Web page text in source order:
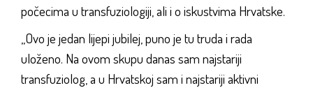
počecima u transfuziologiji, ali i o iskustvima Hrvatske.
„Ovo je jedan lijepi jubilej, puno je tu truda i rada
uloženo. Na ovom skupu danas sam najstariji
transfuziolog, a u Hrvatskoj sam i najstariji aktivni